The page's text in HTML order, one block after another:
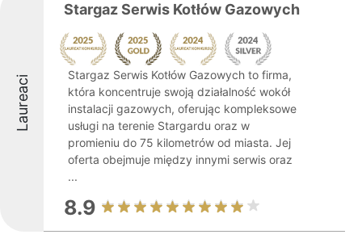
Laureaci
Stargaz Serwis Kotłów Gazowych
Stargaz Serwis Kotłów Gazowych to firma,
która koncentruje swoją działalność wokół
instalacji gazowych, oferując kompleksowe
usługi na terenie Stargardu oraz w
promieniu do 75 kilometrów od miasta. Jej
oferta obejmuje między innymi serwis oraz
...
8.9